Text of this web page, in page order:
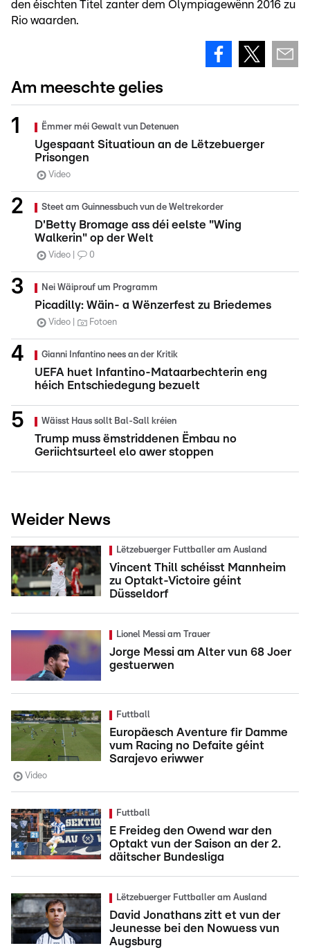
den éischten Titel zanter dem Olympiagewënn 2016 zu
Rio waarden.
Am meeschte gelies
Ëmmer méi Gewalt vun Detenuen
Ugespaant Situatioun an de Lëtzebuerger
Prisongen
Video
Steet am Guinnessbuch vun de Weltrekorder
D'Betty Bromage ass déi eelste "Wing
Walkerin" op der Welt
Video 0
Nei Wäiprouf um Programm
Picadilly: Wäin- a Wënzerfest zu Briedemes
Video Fotoen
Gianni Infantino nees an der Kritik
UEFA huet Infantino-Mataarbechterin eng
héich Entschiedegung bezuelt
Wäisst Haus sollt Bal-Sall kréien
Trump muss ëmstriddenen Ëmbau no
Geriichtsurteel elo awer stoppen
Weider News
Lëtzebuerger Futtballer am Ausland
Vincent Thill schéisst Mannheim
zu Optakt-Victoire géint
Düsseldorf
Lionel Messi am Trauer
Jorge Messi am Alter vun 68 Joer
gestuerwen
Futtball
Europäesch Aventure fir Damme
vum Racing no Defaite géint
Sarajevo eriwwer
Video
Futtball
E Freideg den Owend war den
Optakt vun der Saison an der 2.
däitscher Bundesliga
Lëtzebuerger Futtballer am Ausland
David Jonathans zitt et vun der
Jeunesse bei den Nowuess vun
Augsburg